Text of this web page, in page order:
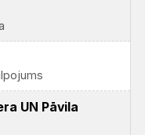
UN Pāvila